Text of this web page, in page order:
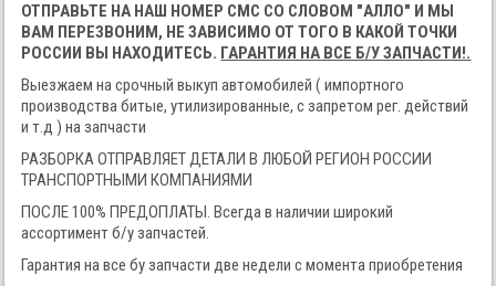
ОТПРАВЬТЕ НА НАШ НОМЕР СМС СО СЛОВОМ "АЛЛО" И МЫ
ВАМ ПЕРЕЗВОНИМ, НЕ ЗАВИСИМО ОТ ТОГО В КАКОЙ ТОЧКИ
РОССИИ ВЫ НАХОДИТЕСЬ. ГАРАНТИЯ НА ВСЕ Б/У ЗАПЧАСТИ!.
Выезжаем на срочный выкуп автомобилей ( импортного
производства битые, утилизированные, с запретом рег. действий
и т.д ) на запчасти
РАЗБОРКА ОТПРАВЛЯЕТ ДЕТАЛИ В ЛЮБОЙ РЕГИОН РОССИИ
ТРАНСПОРТНЫМИ КОМПАНИЯМИ
ПОСЛЕ 100% ПРЕДОПЛАТЫ. Всегда в наличии широкий
ассортимент б/у запчастей.
Гарантия на все бу запчасти две недели с момента приобретения